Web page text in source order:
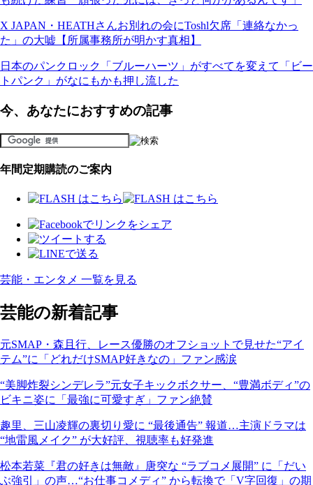
X JAPAN・HEATHさんお別れの会にToshl欠席「連絡なかっ
た」の大嘘【所属事務所が明かす真相】
日本のパンクロック「ブルーハーツ」がすべてを変えて「ビー
トパンク」がなにもかも押し流した
今、あなたにおすすめの記事
年間定期購読のご案内
芸能・エンタメ 一覧を見る
芸能の新着記事
元SMAP・森且行、レース優勝のオフショットで見せた“アイ
テム”に「どれだけSMAP好きなの」ファン感涙
“美脚炸裂シンデレラ”元女子キックボクサー、“豊満ボディ”の
ビキニ姿に「最強に可愛すぎ」ファン絶賛
趣里、三山凌輝の裏切り愛に “最後通告” 報道…主演ドラマは
“地雷風メイク” が大好評、視聴率も好発進
松本若菜『君の好きは無敵』唐突な “ラブコメ展開” に「だい
ぶ強引」の声…“お仕事コメディ” から転換で「V字回復」の期